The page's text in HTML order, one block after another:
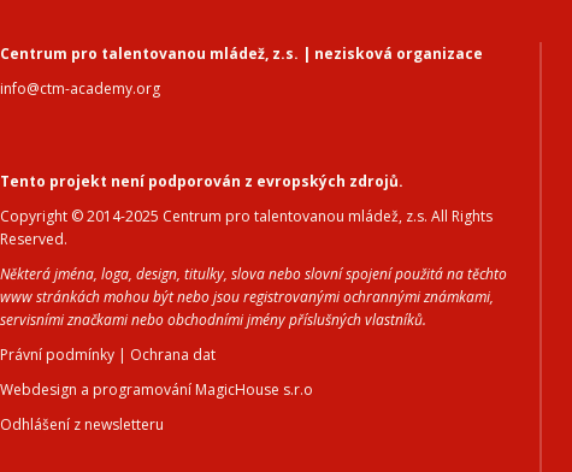
Centrum pro talentovanou mládež, z.s. | nezisková organizace
info@ctm-academy.org
Tento projekt není podporován z evropských zdrojů.
Copyright © 2014-2025 Centrum pro talentovanou mládež, z.s. All Rights
Reserved.
Některá jména, loga, design, titulky, slova nebo slovní spojení použitá na těchto
www stránkách mohou být nebo jsou registrovanými ochrannými známkami,
servisními značkami nebo obchodními jmény příslušných vlastníků.
Právní podmínky | Ochrana dat
Webdesign a programování MagicHouse s.r.o
Odhlášení z newsletteru